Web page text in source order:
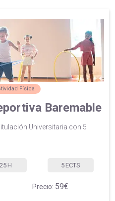
Física
Baremable
Universitaria con 5
H 5 ECTS
Precio: 59€